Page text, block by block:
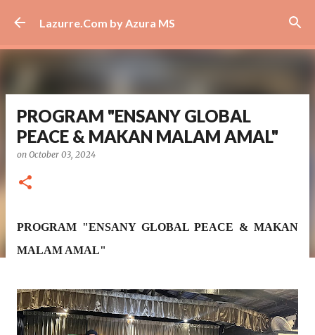
Skip to main content
Lazurre.Com by Azura MS
PROGRAM "ENSANY GLOBAL
PEACE & MAKAN MALAM AMAL"
on October 03, 2024
PROGRAM "ENSANY GLOBAL PEACE & MAKAN
MALAM AMAL"